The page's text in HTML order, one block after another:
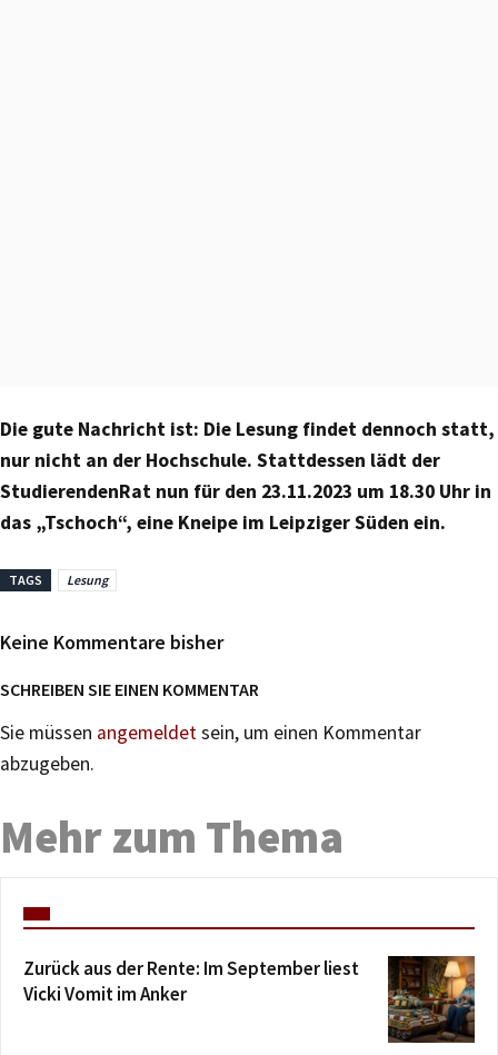
Die gute Nachricht ist: Die Lesung findet dennoch statt,
nur nicht an der Hochschule. Stattdessen lädt der
StudierendenRat nun für den 23.11.2023 um 18.30 Uhr in
das „Tschoch“, eine Kneipe im Leipziger Süden ein.
TAGS Lesung
Keine Kommentare bisher
SCHREIBEN SIE EINEN KOMMENTAR
Sie müssen angemeldetsein, um einen Kommentar
abzugeben.
Mehr zum Thema
Zurück aus der Rente: Im September liest
Vicki Vomit im Anker